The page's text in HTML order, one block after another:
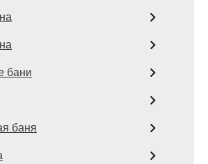
бани
баня